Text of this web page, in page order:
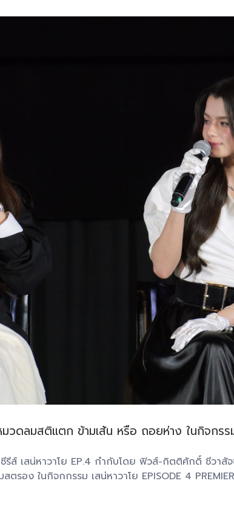
ลมสติแตก ข้ามเส้น หรือ ถอยห่าง ในกิจกรรม
เสน่หาวาโย EP.4 กำกับโดย ฟิวส์-กิตติศักดิ์ ชีวาสั
ตรอง ในกิจกกรรม เสน่หาวาโย EPISODE 4